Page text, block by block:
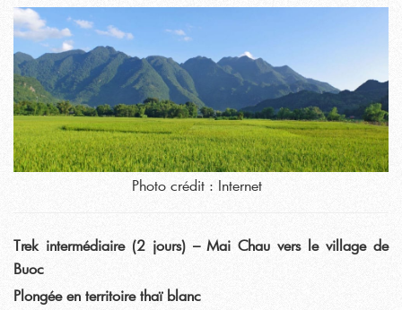
Photo crédit : Internet
Trek intermédiaire (2 jours) – Mai Chau vers le village de
Buoc
Plongée en territoire thaï blanc